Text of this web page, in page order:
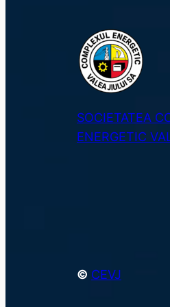
SOCIETATEA
ENERGETIC
© CEVJ